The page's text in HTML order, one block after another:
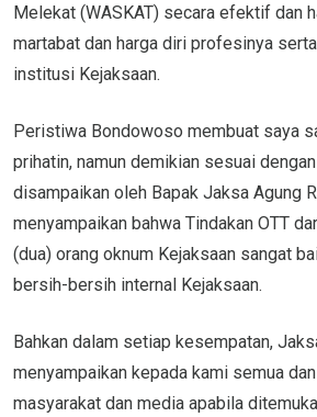
Melekat (WASKAT) secara efektif dan
martabat dan harga diri profesinya
institusi Kejaksaan.
Peristiwa Bondowoso membuat saya
prihatin, namun demikian sesuai
disampaikan oleh Bapak Jaksa Agung
menyampaikan bahwa Tindakan OTT
(dua) orang oknum Kejaksaan sangat
bersih-bersih internal Kejaksaan.
Bahkan dalam setiap kesempatan,
menyampaikan kepada kami semua
masyarakat dan media apabila